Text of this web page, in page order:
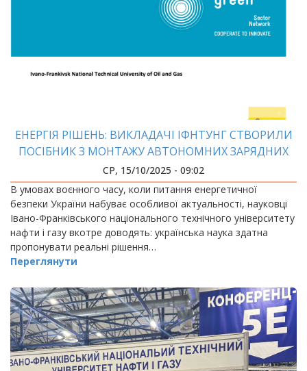
ЕНЕРГІЯ РІШЕНЬ: ВИКЛАДАЧІ ІФНТУНГ СТВОРИЛИ
ПОСІБНИК З МОНТАЖУ АВТОНОМНИХ ЗАРЯДНИХ
СТАНЦІЙ
СР, 15/10/2025 - 09:02
В умовах воєнного часу, коли питання енергетичної
безпеки України набуває особливої актуальності, науковці
Івано-Франківського національного технічного університету
нафти і газу вкотре доводять: українська наука здатна
пропонувати реальні рішення…
Переглянути